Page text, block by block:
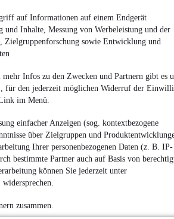
auf Informationen auf einem Endgerät
und Inhalte, Messung von Werbeleistung und der
Zielgruppenforschung sowie Entwicklung und
Infos zu den Zwecken und Partnern gibt es
für den jederzeit möglichen Widerruf der
im Menü.
einfacher Anzeigen (sog. kontextbezogene
über Zielgruppen und
Ihrer personenbezogenen Daten (z. B. IP-
bestimmte Partner auch auf Basis von
können Sie jederzeit unter
widersprechen.
zusammen.
(English)
by
gibt es bei mobile.de